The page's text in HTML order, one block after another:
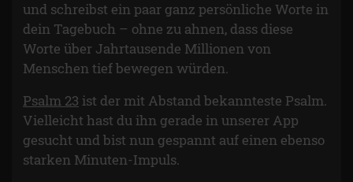
und schreibst ein paar ganz persönliche Worte in
dein Tagebuch – ohne zu ahnen, dass diese
Worte über Jahrtausende Millionen von
Menschen tief bewegen würden.
Psalm 23 ist der mit Abstand bekannteste Psalm.
Vielleicht hast du ihn gerade in unserer App
gesucht und bist nun gespannt auf einen ebenso
starken Minuten-Impuls.